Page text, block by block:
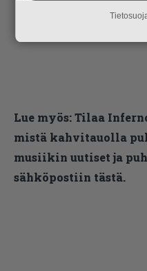
Lue myös:Tilaa
mistä kahvitauolla
musiikin uutiset ja
sähköpostiin tästä.